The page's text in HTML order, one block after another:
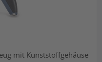
mit Kunststoffgehäuse